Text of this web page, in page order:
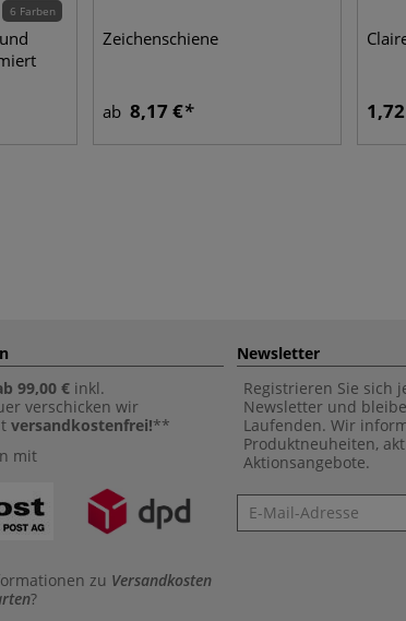
6 Farben
Zeichenschiene
ab 8,17 €
99,00 € inkl.
verschicken wir
versandkostenfrei!**
mit
zu Versandkosten
?
Newsletter
Registrieren Sie sich
Newsletter und
Laufenden. Wir
Produktneuheiten,
Aktionsangebote.
Newsletter